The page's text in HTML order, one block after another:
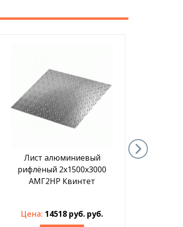
Лист алюминиевый
рифлёный 2х1500х3000
АМГ2НР Квинтет
Цена: 14518 руб. руб.